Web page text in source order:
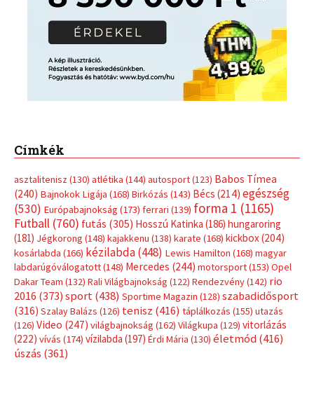
Címkék
asztalitenisz (130) atlétika (144) autosport(123) Babos Tímea
(240) Bajnokok Ligája (168) Birkózás (143) Bécs (214) egészség
(530) Európabajnokság (173) ferrari (139) forma 1 (1165)
Futball (760) futás (305) Hosszú Katinka (186) hungaroring
(181) Jégkorong (148) kajakkenu (138) karate (168) kickbox(204)
kosárlabda (166) kézilabda(448) Lewis Hamilton (168) magyar
labdarúgóválogatott(148) Mercedes (244) motorsport(153) Opel
Dakar Team (132) Rali Világbajnokság (122) Rendezvény(142) rio
2016 (373) sport(438) Sportime Magazin (128) szabadidősport
(316) Szalay Balázs (126) tenisz (416) táplálkozás (155) utazás
(126) Video (247) világbajnokság (162) Világkupa (129) vitorlázás
(222) vívás (174) vízilabda (197) Érdi Mária (130) életmód(416)
úszás (361)